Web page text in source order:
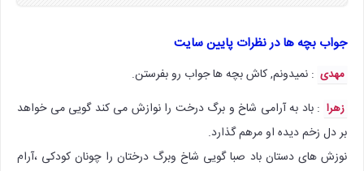
جواب بچه ها در نظرات پایین سایت
مهدی : نمیدونم, کاش بچه ها جواب رو بفرستن.
زهرا :‌ باد به آرامی شاخ و برگ درخت را نوازش می کند گویی می خواهد
بر دل زخم دیده او مرهم گذارد.
نوزش های دستان باد صبا گویی شاخ وبرگ درختان را چونان کودکی ،آرام